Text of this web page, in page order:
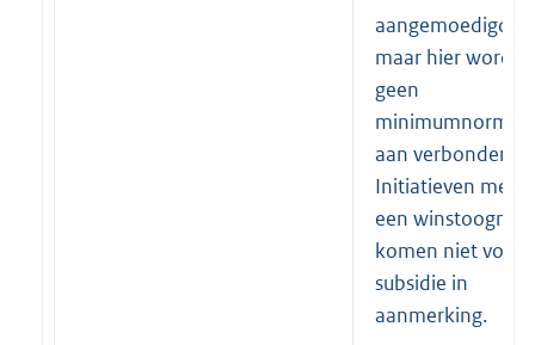
aangemoedigd
maar hier wordt
geen
minimumnorm
aan verbonden.
Initiatieven met
een
komen niet voor
subsidie in
aanmerking.